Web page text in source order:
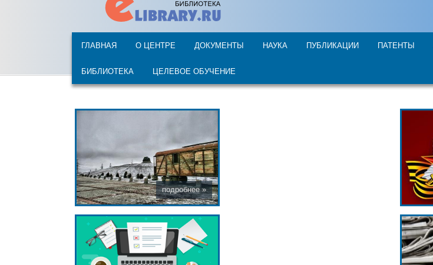
ГЛАВНАЯ О ЦЕНТРЕ ДОКУМЕНТЫ НАУКА ПУБЛИКАЦИИ ПАТЕНТЫ
БИБЛИОТЕКА ЦЕЛЕВОЕ ОБУЧЕНИЕ